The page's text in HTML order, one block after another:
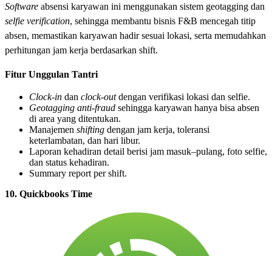
Software absensi karyawan ini menggunakan sistem geotagging dan
selfie verification, sehingga membantu bisnis F&B mencegah titip
absen, memastikan karyawan hadir sesuai lokasi, serta memudahkan
perhitungan jam kerja berdasarkan shift.
Fitur Unggulan Tantri
Clock-in dan clock-outdengan verifikasi lokasi dan selfie.
Geotagging anti-fraud sehingga karyawan hanya bisa absen
di area yang ditentukan.
Manajemen shifting dengan jam kerja, toleransi
keterlambatan, dan hari libur.
Laporan kehadiran detail berisi jam masuk–pulang, foto selfie,
dan status kehadiran.
Summary report per shift.
10. Quickbooks Time